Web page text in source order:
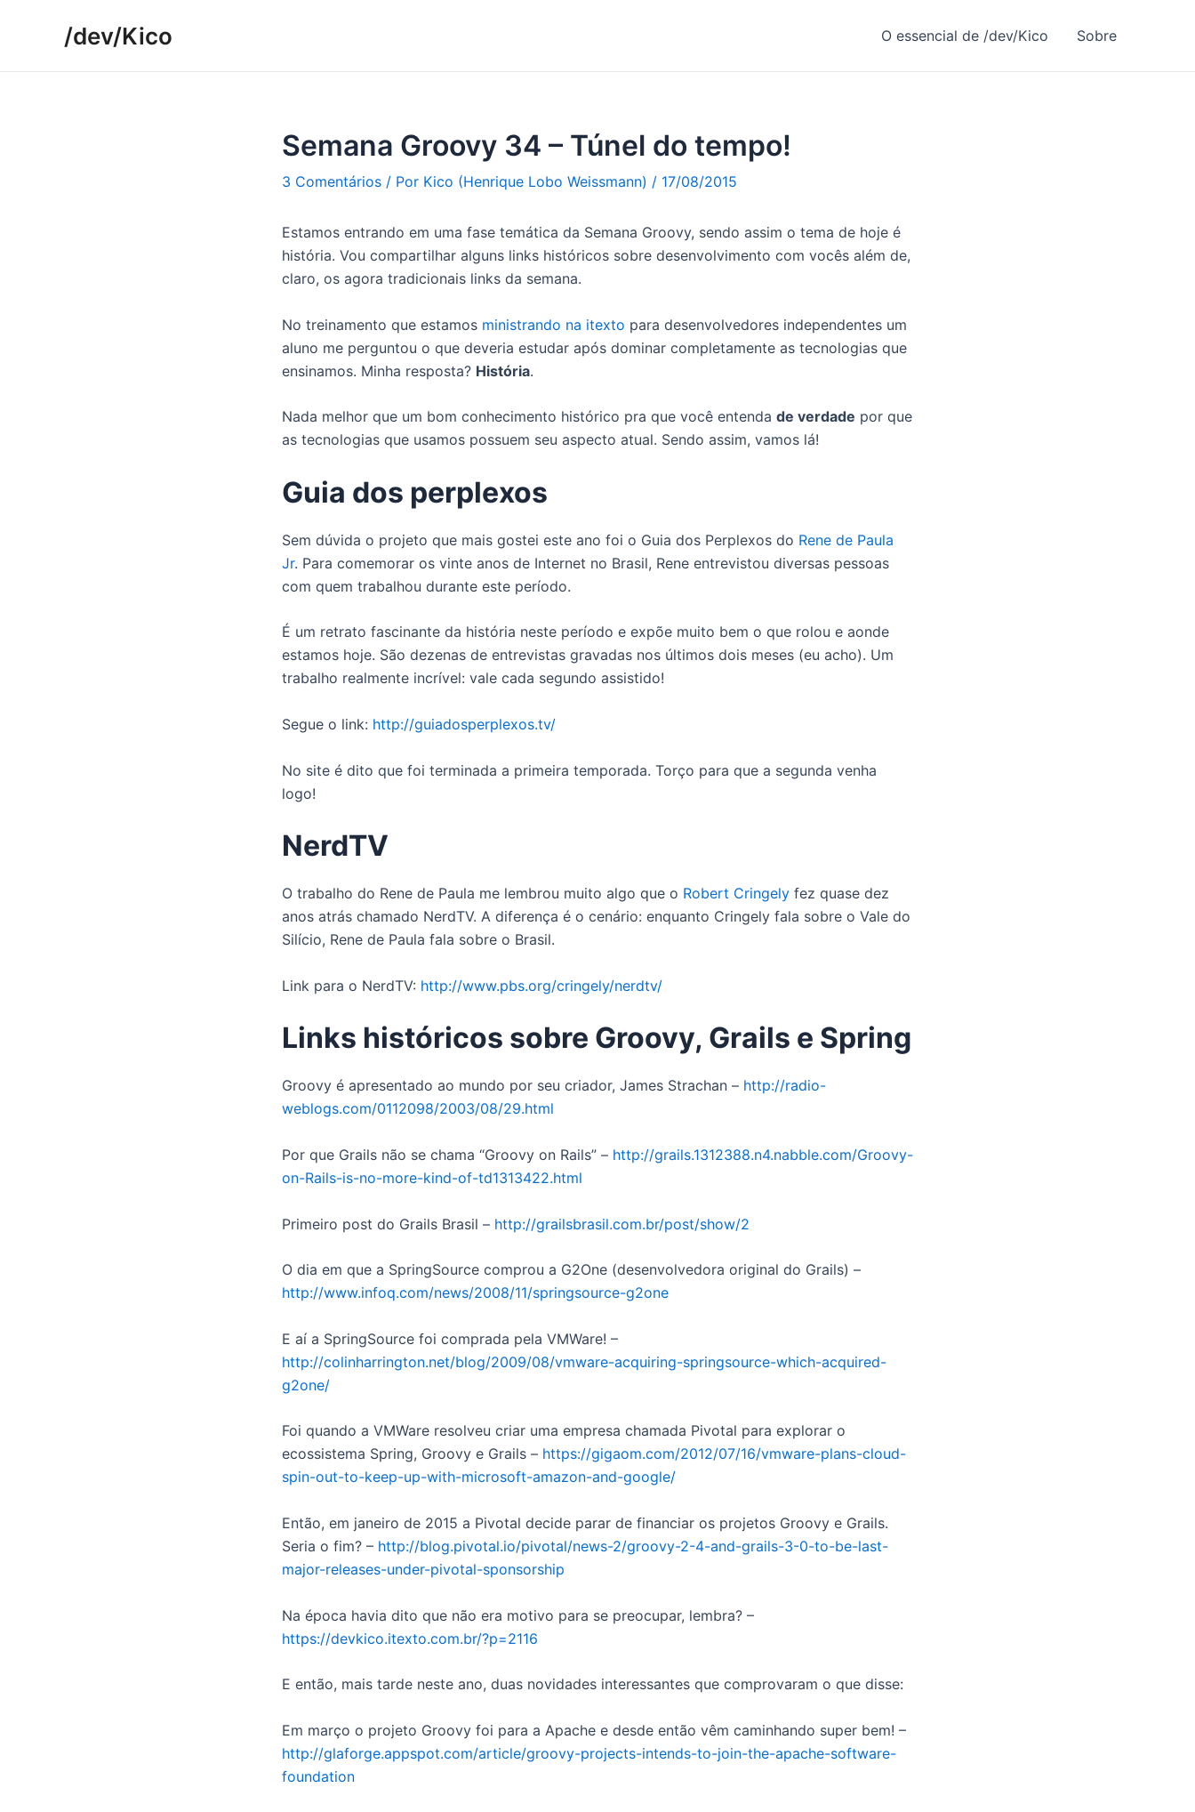
/dev/Kico O essencial de /dev/Kico Sobre
Semana Groovy 34 – Túnel do tempo!
3 Comentários / Por Kico (Henrique Lobo Weissmann) / 17/08/2015
Estamos entrando em uma fase temática da Semana Groovy, sendo assim o tema de hoje é
história. Vou compartilhar alguns links históricos sobre desenvolvimento com vocês além de,
claro, os agora tradicionais links da semana.
No treinamento que estamos ministrando na itexto para desenvolvedores independentes um
aluno me perguntou o que deveria estudar após dominar completamente as tecnologias que
ensinamos. Minha resposta? História.
Nada melhor que um bom conhecimento histórico pra que você entenda de verdade por que
as tecnologias que usamos possuem seu aspecto atual. Sendo assim, vamos lá!
Guia dos perplexos
Sem dúvida o projeto que mais gostei este ano foi o Guia dos Perplexos do Rene de Paula
Jr. Para comemorar os vinte anos de Internet no Brasil, Rene entrevistou diversas pessoas
com quem trabalhou durante este período.
É um retrato fascinante da história neste período e expõe muito bem o que rolou e aonde
estamos hoje. São dezenas de entrevistas gravadas nos últimos dois meses (eu acho). Um
trabalho realmente incrível: vale cada segundo assistido!
Segue o link: http://guiadosperplexos.tv/
No site é dito que foi terminada a primeira temporada. Torço para que a segunda venha
logo!
NerdTV
O trabalho do Rene de Paula me lembrou muito algo que o Robert Cringely fez quase dez
anos atrás chamado NerdTV. A diferença é o cenário: enquanto Cringely fala sobre o Vale do
Silício, Rene de Paula fala sobre o Brasil.
Link para o NerdTV: http://www.pbs.org/cringely/nerdtv/
Links históricos sobre Groovy, Grails e Spring
Groovy é apresentado ao mundo por seu criador, James Strachan – http://radio-
weblogs.com/0112098/2003/08/29.html
Por que Grails não se chama “Groovy on Rails” – http://grails.1312388.n4.nabble.com/Groovy-
on-Rails-is-no-more-kind-of-td1313422.html
Primeiro post do Grails Brasil – http://grailsbrasil.com.br/post/show/2
O dia em que a SpringSource comprou a G2One (desenvolvedora original do Grails) –
http://www.infoq.com/news/2008/11/springsource-g2one
E aí a SpringSource foi comprada pela VMWare! –
http://colinharrington.net/blog/2009/08/vmware-acquiring-springsource-which-acquired-
g2one/
Foi quando a VMWare resolveu criar uma empresa chamada Pivotal para explorar o
ecossistema Spring, Groovy e Grails – https://gigaom.com/2012/07/16/vmware-plans-cloud-
spin-out-to-keep-up-with-microsoft-amazon-and-google/
Então, em janeiro de 2015 a Pivotal decide parar de financiar os projetos Groovy e Grails.
Seria o fim? – http://blog.pivotal.io/pivotal/news-2/groovy-2-4-and-grails-3-0-to-be-last-
major-releases-under-pivotal-sponsorship
Na época havia dito que não era motivo para se preocupar, lembra? –
https://devkico.itexto.com.br/?p=2116
E então, mais tarde neste ano, duas novidades interessantes que comprovaram o que disse:
Em março o projeto Groovy foi para a Apache e desde então vêm caminhando super bem! –
http://glaforge.appspot.com/article/groovy-projects-intends-to-join-the-apache-software-
foundation